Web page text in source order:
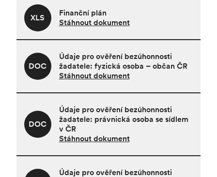
Finanční plán
Stáhnout dokument
XLS
Údaje pro ověření bezúhonnosti
žadatele: fyzická osoba – občan ČR
Stáhnout dokument
DOC
Údaje pro ověření bezúhonnosti
žadatele: právnická osoba se sídlem
v ČR
Stáhnout dokument
DOC
Údaje pro ověření bezúhonnosti